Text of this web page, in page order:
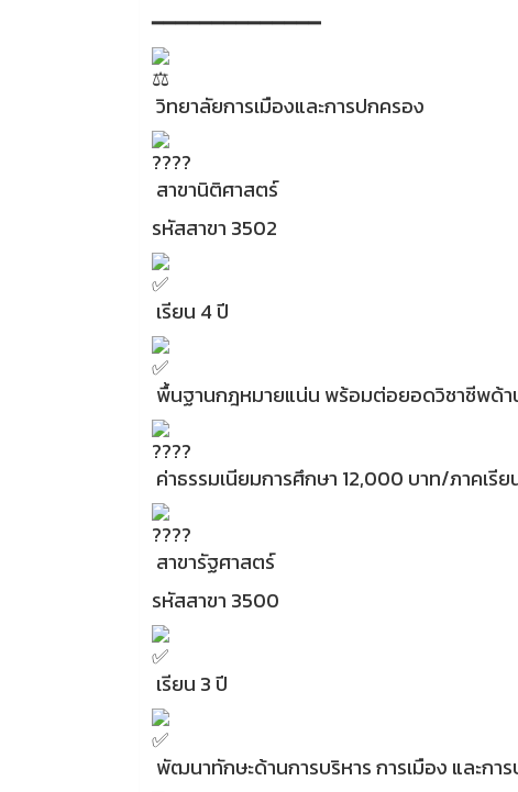
━━━━━━━━━━━━━━
วิทยาลัยการเมืองและการปกครอง
สาขานิติศาสตร์
รหัสสาขา 3502
เรียน 4 ปี
พื้นฐานกฎหมายแน่น พร้อมต่อยอดวิชาชีพด้
ค่าธรรมเนียมการศึกษา 12,000 บาท/ภาคเรีย
สาขารัฐศาสตร์
รหัสสาขา 3500
เรียน 3 ปี
พัฒนาทักษะด้านการบริหาร การเมือง และกา